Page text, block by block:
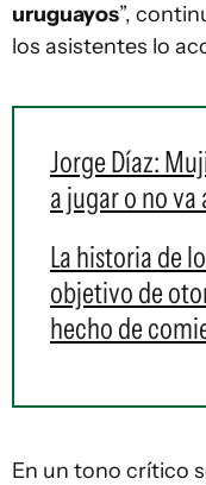
uruguayos”,
los asistentes lo
Jorge Díaz:
a jugar o no
La historia de
objetivo de
hecho de
En un tono crítico